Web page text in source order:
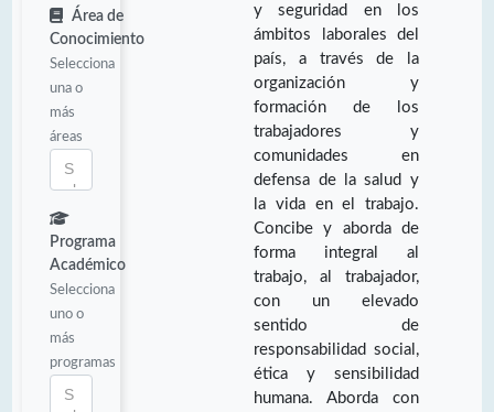
Área de
Conocimiento
Selecciona
una o
más
áreas
Programa
Académico
Selecciona
uno o
más
programas
y seguridad en los
ámbitos laborales del
país, a través de la
organización y
formación de los
trabajadores y
comunidades en
defensa de la salud y
la vida en el trabajo.
Concibe y aborda de
forma integral al
trabajo, al trabajador,
con un elevado
sentido de
responsabilidad social,
ética y sensibilidad
humana. Aborda con